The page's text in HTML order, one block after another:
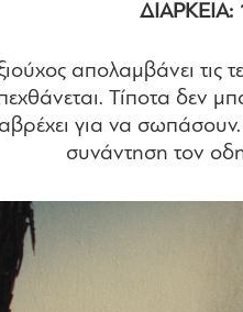
ΔΙΑΡΚΕΙΑ:
απολαμβάνει τις
Τίποτα δεν
για να
συνάντηση τον